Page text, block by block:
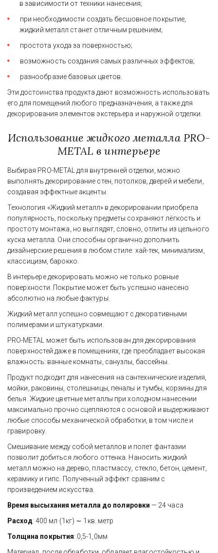
в зависимости от техники нанесения;
при необходимости создать бесшовное покрытие,
жидкий металл станет отличным решением;
простота ухода за поверхностью;
возможность создания самых различных эффектов;
разнообразие базовых цветов.
Эти достоинства продукта дают возможность использовать
его для помещений любого предназначения, а также для
декорирования элементов экстерьера и наружной отделки.
Использование жидкого металла PRO-
METAL в интерьере
Выбирая PRO-METAL для внутренней отделки, можно
выполнять декорирование стен, потолков, дверей и мебели,
создавая эффектные акценты.
Технология «Жидкий металл» в декорировании приобрела
популярность, поскольку предметы сохраняют лёгкость и
простоту монтажа, но выглядят, словно, отлиты из цельного
куска металла. Они способны органично дополнить
дизайнерские решения в любом стиле: хай-тек, минимализм,
классицизм, барокко.
В интерьере декорировать можно не только ровные
поверхности. Покрытие может быть успешно нанесено
абсолютно на любые фактуры.
Жидкий металл успешно совмещают с декоративными
полимерами и штукатурками.
PRO-METAL может быть использован для декорирования
поверхностей даже в помещениях, где преобладает высокая
влажность: ванные комнаты, санузлы, бассейны.
Продукт подходит для нанесения на сантехнические изделия,
мойки, раковины, столешницы, пеналы и тумбы, корзины для
белья. Жидкие цветные металлы при холодном нанесении
максимально прочно сцепляются с основой и выдерживают
любые способы механической обработки, в том числе и
гравировку.
Смешивание между собой металлов и полет фантазии
позволит добиться любого оттенка. Наносить жидкий
металл можно на дерево, пластмассу, стекло, бетон, цемент,
керамику и гипс. Полученный эффект сравним с
произведением искусства.
Время высыхания металла до полировки — 24 часа
Расход: 400 мл (1кг) ∼ 1кв. метр
Тол­щи­на пок­ры­тия: 0,5-1,0мм